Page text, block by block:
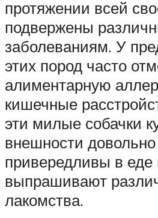
протяжении всей
подвержены
заболеваниям. У
этих пород часто
алиментарную
кишечные
эти милые собачки
внешности довольно
привередливы в еде
выпрашивают
лакомства.